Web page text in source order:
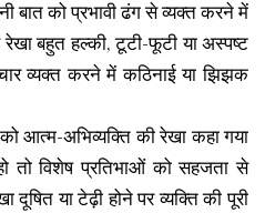
बात को प्रभावी ढंग से व्यक्त करने में
बहुत हल्की, टूटी-फूटी या अस्पष्ट
व्यक्त करने में कठिनाई या झिझक
आत्म-अभिव्यक्ति की रेखा कहा गया
तो विशेष प्रतिभाओं को सहजता से
या टेढ़ी होने पर व्यक्ति की पूरी